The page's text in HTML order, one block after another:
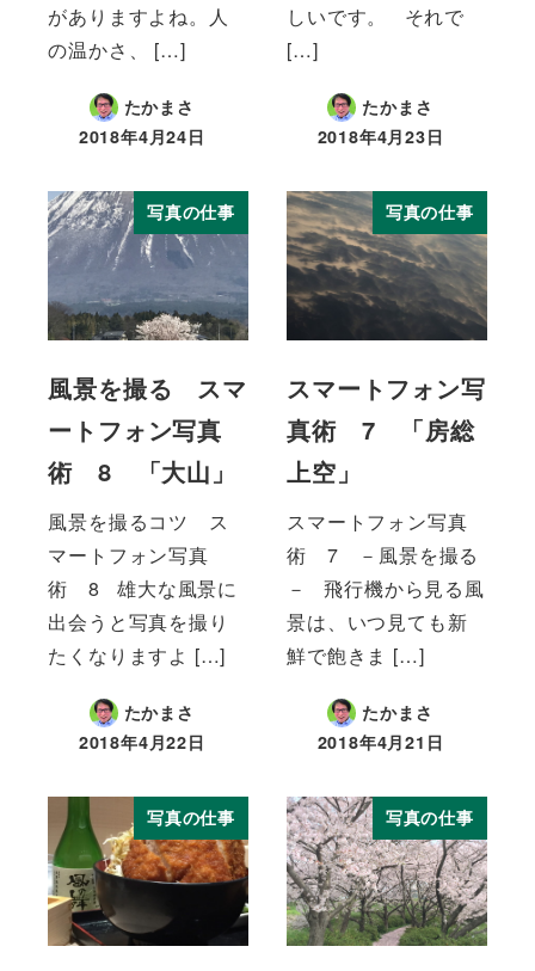
がありますよね。人
の温かさ、 […]
たかまさ
投稿日
2018年4月24日
しいです。 それで
[…]
たかまさ
投稿日
2018年4月23日
写真の仕事
風景を撮る スマ
ートフォン写真
術 8 「大山」
風景を撮るコツ ス
マートフォン写真
術 8 雄大な風景に
出会うと写真を撮り
たくなりますよ […]
たかまさ
投稿日
2018年4月22日
写真の仕事
スマートフォン写
真術 7 「房総
上空」
スマートフォン写真
術 7 －風景を撮る
－ 飛行機から見る風
景は、いつ見ても新
鮮で飽きま […]
たかまさ
投稿日
2018年4月21日
写真の仕事 写真の仕事